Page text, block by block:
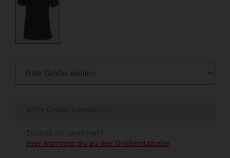
Bitte Größe auswählen!
Du bist dir unsicher?
Hier kommst du zu der Größentabelle